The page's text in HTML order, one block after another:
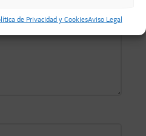
de Privacidad y CookiesAviso Legal